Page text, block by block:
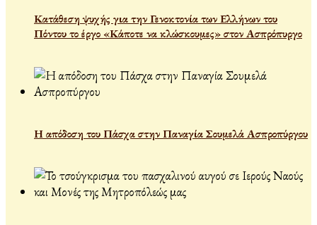
Κατάθεση ψυχής για την Γενοκτονία των Ελλήνων του
Πόντου το έργο «Κάποτε να κλώσκουμες» στον Ασπρόπυργο
Η απόδοση του Πάσχα στην Παναγία Σουμελά Ασπροπύργου